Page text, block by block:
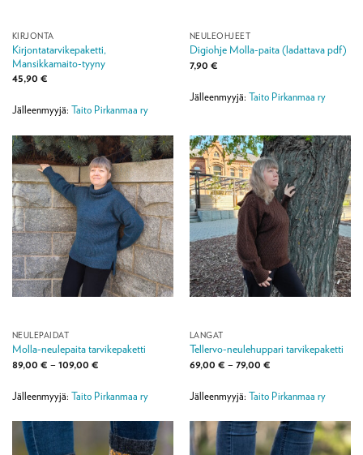
KIRJONTA
Kirjontatarvikepaketti,
Mansikkamaito-tyyny
45,90 €
Jälleenmyyjä: Taito Pirkanmaa ry
NEULEOHJEET
Digiohje Molla-paita (ladattava pdf)
7,90 €
Jälleenmyyjä: Taito Pirkanmaa ry
NEULEPAIDAT
Molla-neulepaita tarvikepaketti
89,00 € – 109,00 €Hintaluokka:
109,00 €
Jälleenmyyjä: Taito Pirkanmaa ry
LANGAT
Tellervo-neulehuppari tarvikepaketti
69,00 € – 79,00 €Hintaluokka:
79,00 €
Jälleenmyyjä: Taito Pirkanmaa ry